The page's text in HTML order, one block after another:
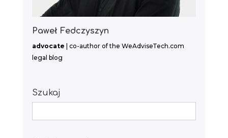
Paweł Fedczyszyn
advocate | co-author of the WeAdviseTech.com
legal blog
Szukaj
Search